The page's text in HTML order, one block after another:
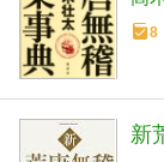
8
新